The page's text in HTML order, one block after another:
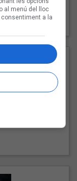
al menú del lloc
a la